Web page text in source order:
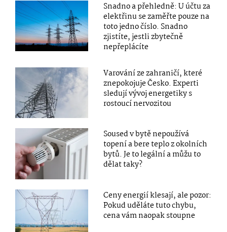
Snadno a přehledně: U účtu za
elektřinu se zaměřte pouze na
toto jedno číslo. Snadno
zjistíte, jestli zbytečně
nepřeplácíte
Varování ze zahraničí, které
znepokojuje Česko. Experti
sledují vývoj energetiky s
rostoucí nervozitou
Soused v bytě nepoužívá
topení a bere teplo z okolních
bytů. Je to legální a můžu to
dělat taky?
Ceny energií klesají, ale pozor:
Pokud uděláte tuto chybu,
cena vám naopak stoupne